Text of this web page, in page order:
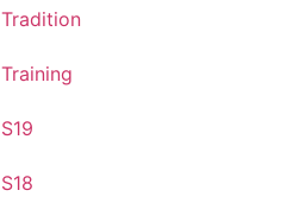
Tradition
Training
S19
S18